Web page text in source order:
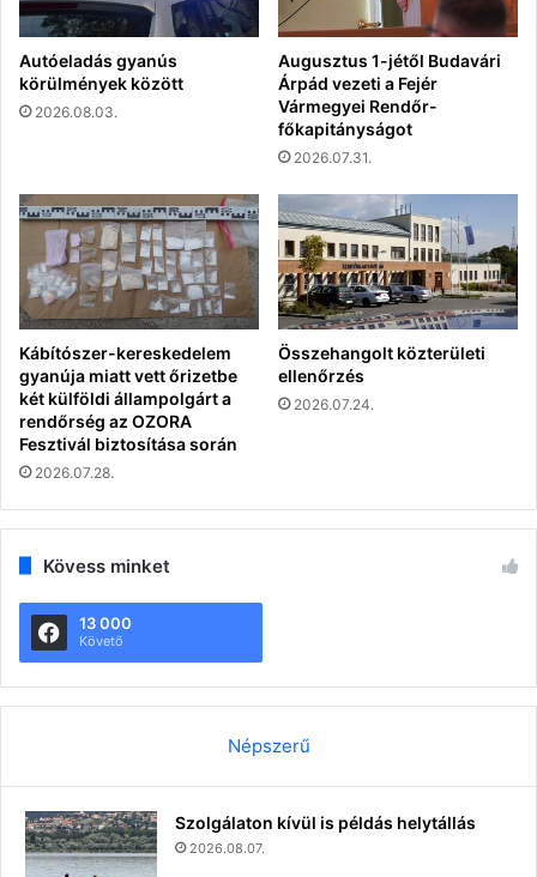
Autóeladás gyanús
körülmények között
2026.08.03.
Augusztus 1-jétől Budavári
Árpád vezeti a Fejér
Vármegyei Rendőr-
főkapitányságot
2026.07.31.
Kábítószer-kereskedelem
gyanúja miatt vett őrizetbe
két külföldi állampolgárt a
rendőrség az OZORA
Fesztivál biztosítása során
2026.07.28.
Összehangolt közterületi
ellenőrzés
2026.07.24.
Kövess minket
13 000
Követő
Népszerű
Szolgálaton kívül is példás helytállás
2026.08.07.